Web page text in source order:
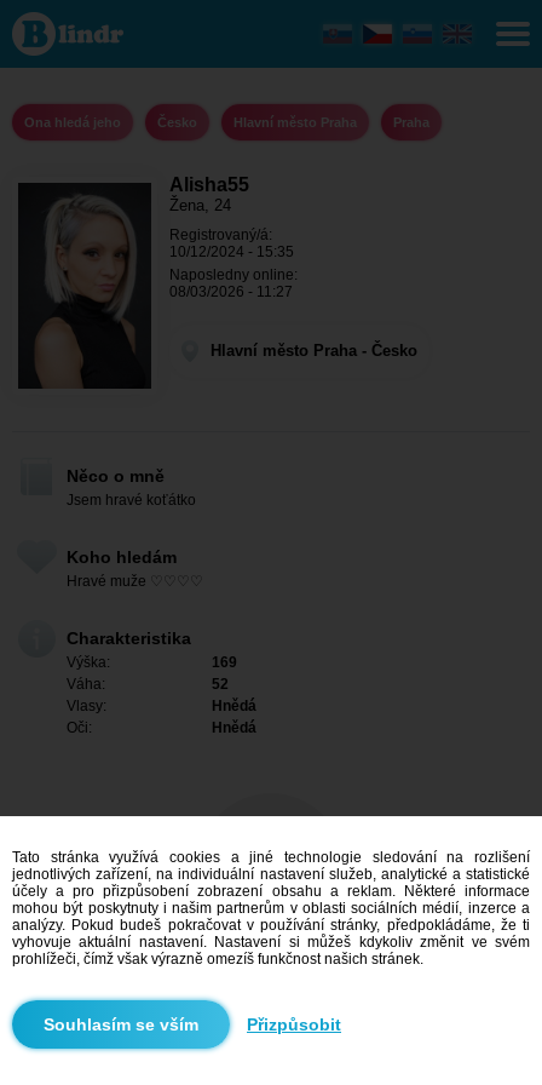
Alisha55
- Ona
hledá
jeho
město
Praha -
Praha
Ona hledá jeho Česko Hlavní město Praha Praha
Alisha55
Žena, 24
Registrovaný/á:
10/12/2024 - 15:35
Naposledny online:
08/03/2026 - 11:27
Hlavní město Praha - Česko
Něco o mně
Jsem hravé koťátko
Koho hledám
Hravé muže ♡♡♡♡
Charakteristika
Výška:
169
Váha:
52
Vlasy:
Hnědá
Oči:
Hnědá
Mám zájem
Vyhledávání
Tato stránka využívá cookies a jiné technologie sledování na rozlišení
jednotlivých zařízení, na individuální nastavení služeb, analytické a statistické
účely a pro přizpůsobení zobrazení obsahu a reklam. Některé informace
mohou být poskytnuty i našim partnerům v oblasti sociálních médií, inzerce a
analýzy. Pokud budeš pokračovat v používání stránky, předpokládáme, že ti
vyhovuje aktuální nastavení. Nastavení si můžeš kdykoliv změnit ve svém
prohlížeči, čímž však výrazně omezíš funkčnost našich stránek.
Přizpůsobit